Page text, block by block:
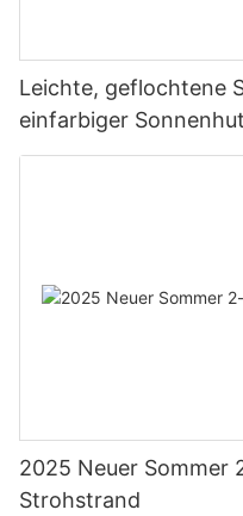
Leichte, geflochtene
einfarbiger
2025 Neuer Sommer
Strohstrand